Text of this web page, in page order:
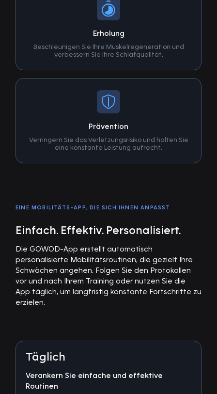
Erholung
Beschleunigen Sie Ihre Muskelregeneration und
verbessern Sie Ihre Schlafqualität.
Prävention
Verringern Sie das Verletzungsrisiko und halten Sie
eine konstante Leistung aufrecht.
EINE MOBILITÄTS-APP, DIE SICH IHNEN ANPASST
Einfach. Effektiv. Personalisiert.
Die GOWOD-App erstellt automatisch
personalisierte Mobilitätsroutinen, die gezielt Ihre
Schwächen angehen. Folgen Sie den Protokollen
vor und nach Ihrem Training oder nutzen Sie die
App täglich, um langfristig konstante Fortschritte zu
erzielen.
Täglich
Verankern Sie einfache und effektive
Routinen